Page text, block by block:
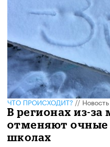
ЧТО ПРОИСХОДИТ?//Новость
В регионах из-за
отменяют очные
школах